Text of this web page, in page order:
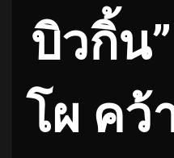
บิวกิ้น
โผ คว้